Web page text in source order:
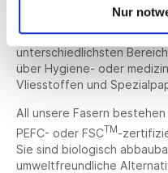
Nur
Nachhaltigkeit sind die
Unternehmens. Unsere
unterschiedlichsten
über Hygiene- oder
Vliesstoffen und
All unsere Fasern
PEFC- oder FSCTM
Sie sind biologisch
umweltfreundliche